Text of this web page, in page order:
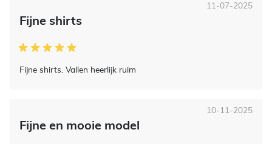
Fijne shirts
Fijne shirts. Vallen heerlijk ruim
11-07-2025
Fijne en mooie model
10-11-2025